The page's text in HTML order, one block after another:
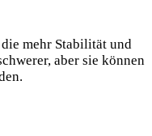
‍mehr Stabilität und
aber sie können